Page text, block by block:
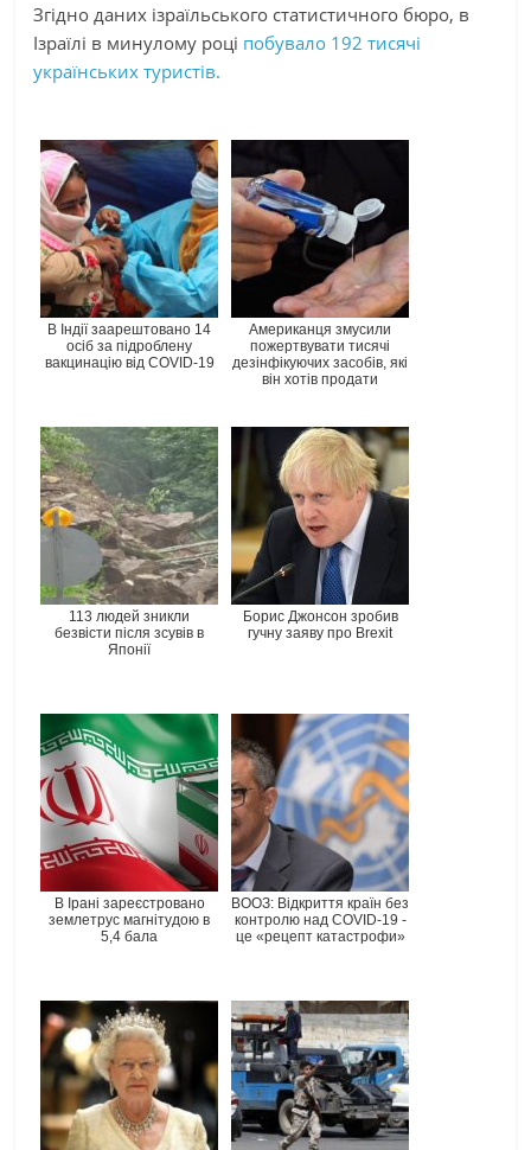
Згідно даних ізраїльського статистичного бюро, в
Ізраїлі в минулому році побувало 192 тисячі
українських туристів.
В Індії заарештовано 14
осіб за підроблену
вакцинацію від COVID-19
Американця змусили
пожертвувати тисячі
дезінфікуючих засобів, які
він хотів продати
113 людей зникли
безвісти після зсувів в
Японії
Борис Джонсон зробив
гучну заяву про Brexit
В Ірані зареєстровано
землетрус магнітудою в
5,4 бала
ВООЗ: Відкриття країн без
контролю над COVID-19 -
це «рецепт катастрофи»